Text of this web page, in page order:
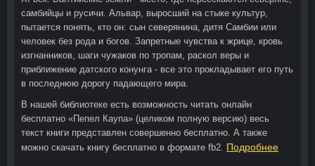
самбийцы и русичи. Альвар, выросший на стыке культур,
пытается понять, кто он: сын северянина, дитя Самбии или
человек без рода и богов. Запретные чувства к жрице, кровь
изгнанников, шаги чужаков по тропам, раскол веры и
приближение датского конунга - все это прокладывает его путь
в последнюю дорогу падающего мира.
В нашей библиотеке есть возможность читать онлайн
бесплатно «Пепел Каупа» (целиком полную версию) весь
текст книги представлен совершенно бесплатно. А также
можно скачать книгу бесплатно в формате fb2. Подробнее